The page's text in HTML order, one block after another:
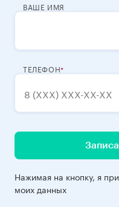
ВАШЕ ИМЯ
ТЕЛЕФОН
Нажимая на кнопку, я
моих данных